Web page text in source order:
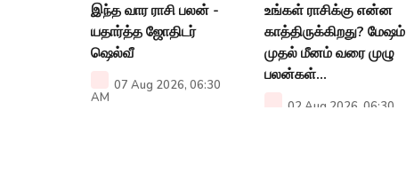
இந்த வார ராசி பலன் -
யதார்த்த ஜோதிடர்
ஷெல்வீ
07 Aug 2026, 06:30
AM
உங்கள் ராசிக்கு என்ன
காத்திருக்கிறது? மேஷம்
முதல் மீனம் வரை முழு
பலன்கள்...
02 Aug 2026, 06:30